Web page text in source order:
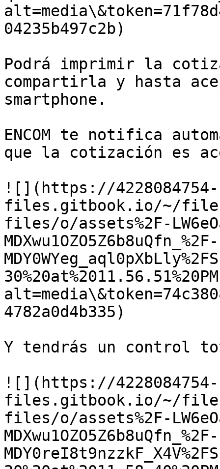
04235b497c2b)
Podrá imprimir la
compartirla y hasta
smartphone.
ENCOM te notifica
que la cotización es
![](https://4228084754-
files.gitbook.io/~/
files/o/assets%2F-
MDXwu1OZO5Z6b8uQfn_%2F-
4782a0d4b335)
Y tendrás un control
![](https://4228084754-
files.gitbook.io/~/
files/o/assets%2F-
MDXwu1OZO5Z6b8uQfn_%2F-